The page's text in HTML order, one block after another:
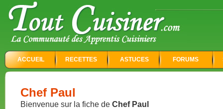
ACCUEIL RECETTES ASTUCES FORUMS
Chef Paul
Bienvenue sur la fiche de Chef Paul